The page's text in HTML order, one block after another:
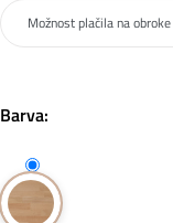
Možnost plačila na obroke
Barva: